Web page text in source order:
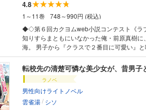
4.8
1～11巻
748～990円 (税込)
◆◇第６回カクヨムweb小説コンテスト《ラブ
知りすらまともにいなかった俺・前原真樹
海。 男子から『クラスで２番目に可愛い』
少女・天海さんを面倒見良くフォローする
だけ、こっそり俺の家に遊びに来る。 映画
女との楽しいひととき。 無邪気で甘えたが
の姿からは想像できないな。 「早く隣に座り
から」 「ここ俺のベッド……」 「今だけは私
で？」 距離近くないか、朝凪さん？ 日陰男子と２番目ヒロイン、等身大
転校先の清楚可憐な美少女が、昔男
ラノベ
男性向けライトノベル
雲雀湯/ シソ